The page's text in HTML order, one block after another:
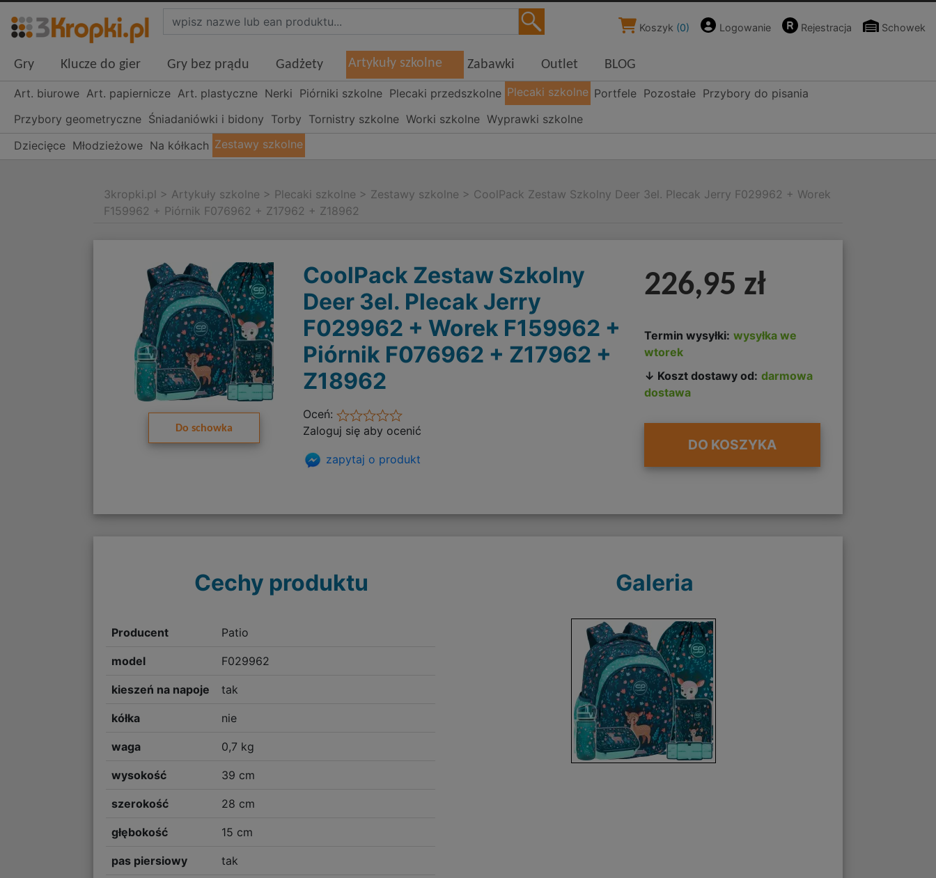
Koszyk (0) Logowanie Rejestracja Schowek
Gry Klucze do gier Gry bez prądu Gadżety Artykuły szkolne Zabawki Outlet BLOG
Art. biurowe Art. papiernicze Art. plastyczne Nerki Piórniki szkolne Plecaki przedszkolne Plecaki szkolne Portfele Pozostałe Przybory do pisania
Przybory geometryczne Śniadaniówki i bidony Torby Tornistry szkolne Worki szkolne Wyprawki szkolne
Dziecięce Młodzieżowe Na kółkach Zestawy szkolne
3kropki.pl > Artykuły szkolne > Plecaki szkolne > Zestawy szkolne > CoolPack Zestaw Szkolny Deer 3el. Plecak Jerry F029962 + Worek
F159962 + Piórnik F076962 + Z17962 + Z18962
Do schowka
CoolPack Zestaw Szkolny
Deer 3el. Plecak Jerry
F029962 + Worek F159962 +
Piórnik F076962 + Z17962 +
Z18962
Oceń:
Zaloguj się aby ocenić
zapytaj o produkt
226,95 zł
Termin wysyłki: wysyłka we
wtorek
↓ Koszt dostawy od: darmowa
dostawa
DO KOSZYKA
Cechy produktu
Producent Patio
model F029962
kieszeń na napoje tak
kółka nie
waga 0,7 kg
wysokość 39 cm
szerokość 28 cm
głębokość 15 cm
pas piersiowy tak
Galeria